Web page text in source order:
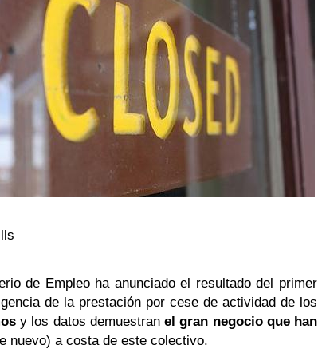
de Empleo ha anunciado el resultado del primer
de la prestación por cese de actividad de los
y los datos demuestranel gran negocio que han
nuevo) a costa de este colectivo.